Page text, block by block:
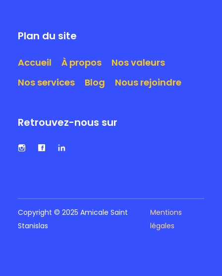
Plan du site
Accueil À propos
Nos valeurs
Nos services
Blog Nous rejoindre
Retrouvez-nous sur
Copyright © 2025 Amicale Saint
Stanislas
Mentions
légales